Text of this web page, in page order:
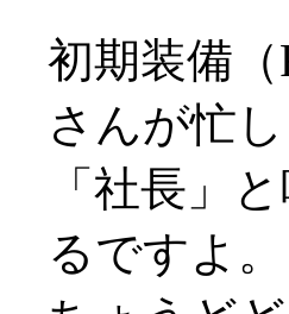
初期装備
さんが忙
「社長」
るですよ。